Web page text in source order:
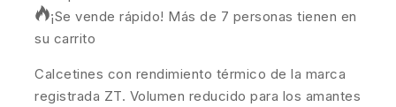
¡Se vende rápido! Más de 7 personas tienen en
su carrito
Calcetines con rendimiento térmico de la marca
registrada ZT. Volumen reducido para los amantes